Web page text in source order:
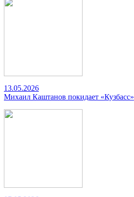
13.05.2026
Михаил Каштанов покидает «Кузбасс»